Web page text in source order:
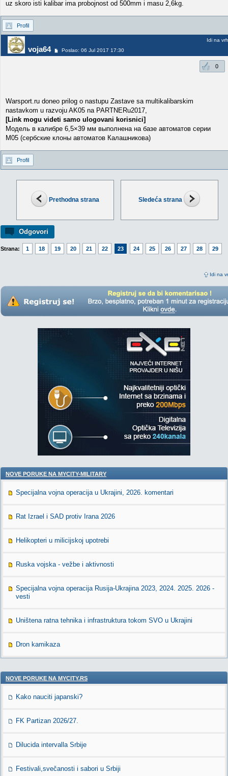
Prethodna strana Sledeća strana
Odgovori
Strana: 1 18 19 20 21 22 23 24 25 26 27 28 29
Idi na
uz skoro isti kalibar ima probojnost od 500mm i masu 2,6kg.
Profil
voja64 Poslao: 06 Jul 2017 17:30
Idi na vrh
0
Warsport.ru doneo prilog o nastupu Zastave sa multikalibarskim
nastavkom u razvoju AK05 na PARTNERu2017,
[Link mogu videti samo ulogovani korisnici]
Модель в калибре 6,5×39 мм выполнена на базе автоматов серии
M05 (сербские клоны автоматов Калашникова)
Profil
NOVE PORUKE NA MYCITY-MILITARY
Specijalna vojna operacija u Ukrajini, 2026. komentari
Rat Izrael i SAD protiv Irana 2026
Helikopteri u milicijskoj upotrebi
Ruska vojska - vežbe i aktivnosti
Specijalna vojna operacija Rusija-Ukrajina 2023, 2024. 2025. 2026 -
vesti
Uništena ratna tehnika i infrastruktura tokom SVO u Ukrajini
Dron kamikaza
NOVE PORUKE NA MYCITY.RS
Kako nauciti japanski?
FK Partizan 2026/27.
Dilucida intervalla Srbije
Festivali,svečanosti i sabori u Srbiji